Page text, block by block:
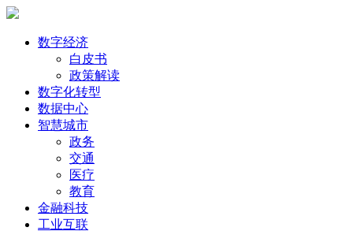
数字经济
白皮书
政策解读
数字化转型
数据中心
智慧城市
政务
交通
医疗
教育
金融科技
工业互联